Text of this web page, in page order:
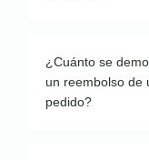
¿Cuánto se
un reembolso de
pedido?